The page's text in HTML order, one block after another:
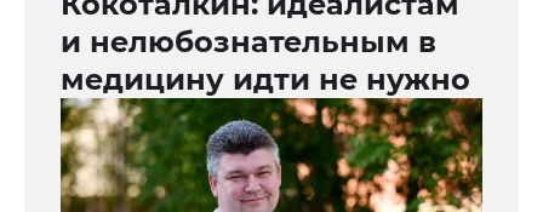
и нелюбознательным в
медицину идти не нужно